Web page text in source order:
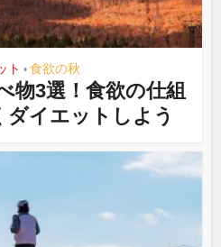
ト • 食欲の秋
物3選！食欲の仕組
イエットしよう